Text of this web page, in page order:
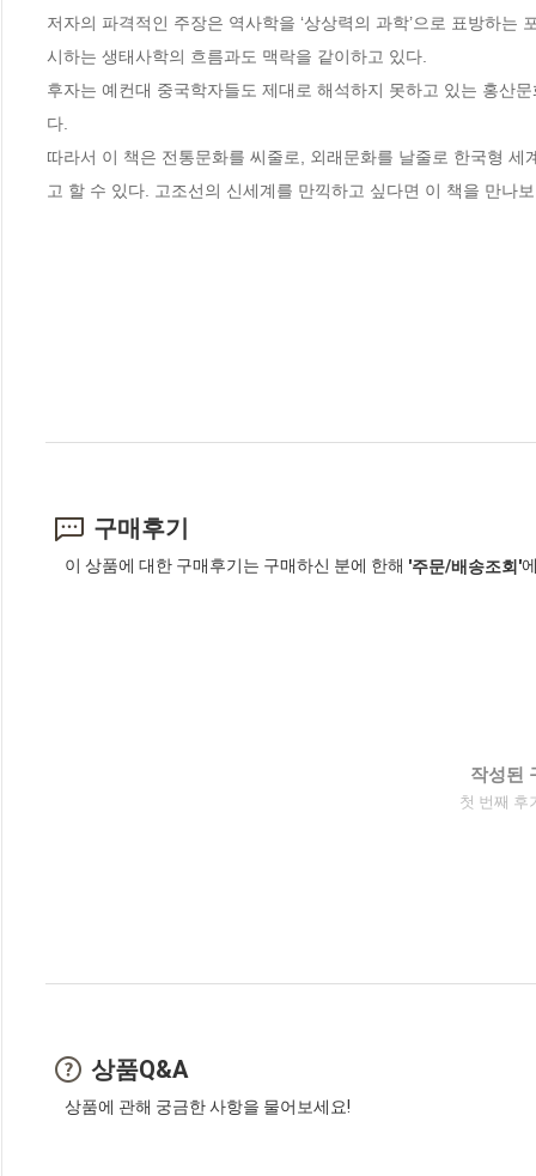
저자의 파격적인 주장은 역사학을 ‘상상력의 과학’으로 표방하
시하는 생태사학의 흐름과도 맥락을 같이하고 있다.
후자는 예컨대 중국학자들도 제대로 해석하지 못하고 있는 홍산
다.
따라서 이 책은 전통문화를 씨줄로, 외래문화를 날줄로 한국형
고 할 수 있다. 고조선의 신세계를 만끽하고 싶다면 이 책을 만나
구매후기
이 상품에 대한 구매후기는 구매하신 분에 한해 '주문/배송조회'
작성된
첫 번째 후
상품Q&A
상품에 관해 궁금한 사항을 물어보세요!